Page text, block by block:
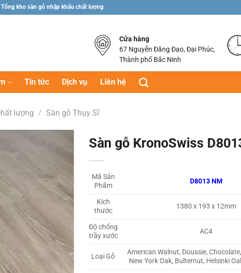
kho sàn gỗ nhập khẩu chất lượng
Cửa hàng
67 Nguyễn Đăng Đạo, Đại Phúc,
Thành phố Bắc Ninh
Tin tức Dịch vụ Liên hệ
lượng / Sàn gỗ Thụy Sĩ
Sàn gỗ KronoSwiss
Mã Sản
Phẩm
D8013 NM
Kích
thước
1380 x 193 x 12mm
Độ chống
trầy xước
AC4
Loại Gỗ
American Walnut, Doussie,
New York Oak, Bulternut, Helsinki